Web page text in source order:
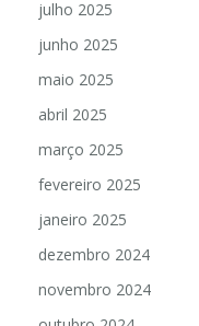
julho 2025
junho 2025
maio 2025
abril 2025
março 2025
fevereiro 2025
janeiro 2025
dezembro 2024
novembro 2024